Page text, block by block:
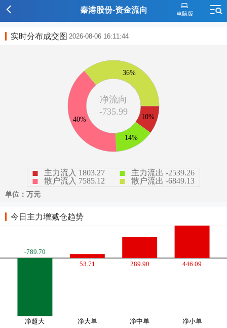
秦港股份-资金流向
实时分布成交图 2026-08-06 16:11:44
今日主力增减仓趋势